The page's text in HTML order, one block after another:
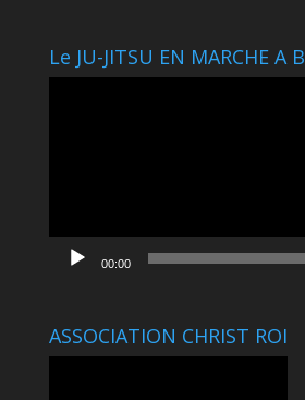
Le JU-JITSU EN MARCHE A
00:00
ASSOCIATION CHRIST ROI